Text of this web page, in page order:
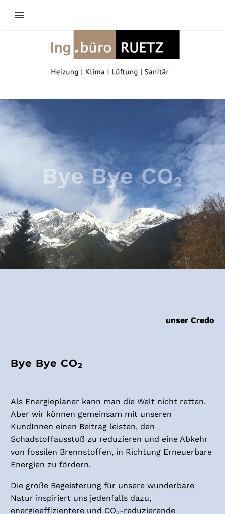
Bye Bye CO2
Als Energieplaner kann man die Welt nicht retten.
Aber wir können gemeinsam mit unseren
KundInnen einen Beitrag leisten, den
Schadstoffausstoß zu reduzieren und eine Abkehr
von fossilen Brennstoffen, in Richtung Erneuerbare
Energien zu fördern.
Die große Begeisterung für unsere wunderbare
Natur inspiriert uns jedenfalls dazu,
energieeffizientere und CO -reduzierende
unser Credo